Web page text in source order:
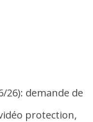
26): demande de
protection,